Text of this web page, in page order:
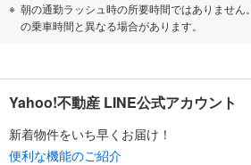
朝の通勤ラッシュ時の所要時間ではありませ
の乗車時間と異なる場合があります。
Yahoo!不動産 LINE公式アカウント
新着物件をいち早くお届け！
便利な機能のご紹介